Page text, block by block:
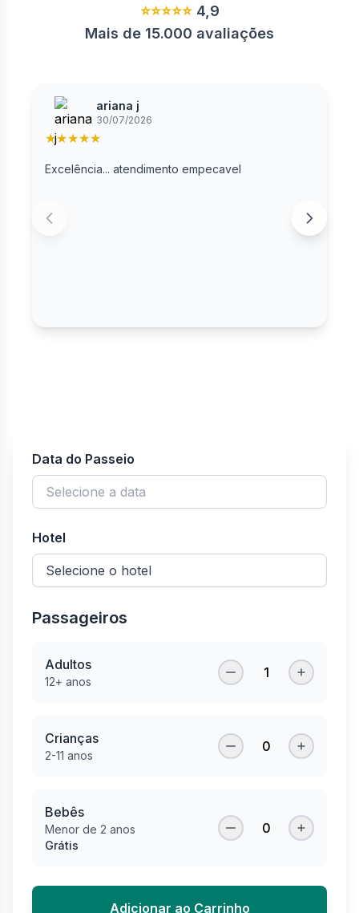
⭐⭐⭐⭐⭐4,9
Mais de 15.000 avaliações
ariana j
30/07/2026
★★★★★
Excelência... atendimento empecavel
Data do Passeio
Hotel
Passageiros
Adultos
12+ anos
1
Crianças
2-11 anos
0
Bebês
Menor de 2 anos
Grátis
0
Adicionar ao Carrinho